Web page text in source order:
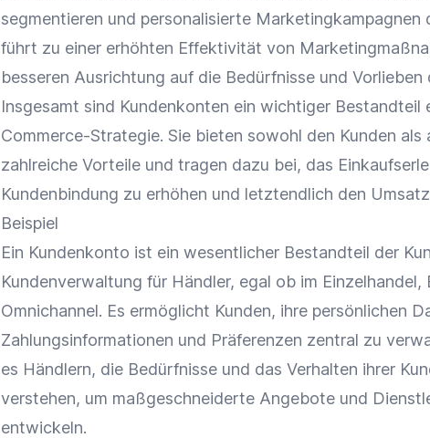
segmentieren und personalisierte Marketingkampagnen
führt zu einer erhöhten Effektivität von
besseren Ausrichtung auf die Bedürfnisse und Vorlieben
Insgesamt sind Kundenkonten ein wichtiger Bestandteil
Commerce-Strategie. Sie bieten sowohl den Kunden als
zahlreiche Vorteile und tragen dazu bei, das
Kundenbindung zu erhöhen und letztendlich den Umsatz
Beispiel
Ein Kundenkonto ist ein wesentlicher Bestandteil der
Kundenverwaltung für Händler, egal ob im Einzelhandel,
Omnichannel. Es ermöglicht Kunden, ihre persönlichen
Zahlungsinformationen und Präferenzen zentral zu
es Händlern, die Bedürfnisse und das Verhalten ihrer
verstehen, um maßgeschneiderte Angebote und
entwickeln.